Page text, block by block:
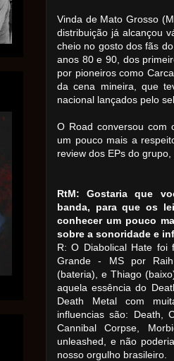
Vinda de Mato Grosso
distribuição já alcançou
cheio no gosto dos fãs
anos 80 e 90, dos
por pioneiros como
da cena mineira, que
nacional lançados pelo
O Road conversou com
um pouco mais a
review dos EPs do
RtM: Gostaria que
banda, para que os
conhecer um pouco
sobre a sonoridade e
R: O Diabolical Hate foi
Grande - MS por
(bateria), e Thiago
aquela essência do
Death Metal com
influencias são: Death,
Cannibal Corpse,
unleashed, e não
nosso orgulho brasileiro.